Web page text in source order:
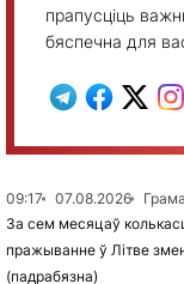
прапусціць
бяспечна для
09:17 07.08.2026
За сем месяцаў
пражыванне ў Літве
(падрабязна)